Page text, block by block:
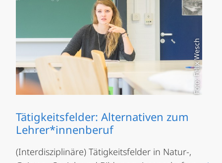
Foto: Felix Wesch
Tätigkeitsfelder: Alternativen zum
Lehrer*innenberuf
(Interdisziplinäre) Tätigkeitsfelder in Natur-,